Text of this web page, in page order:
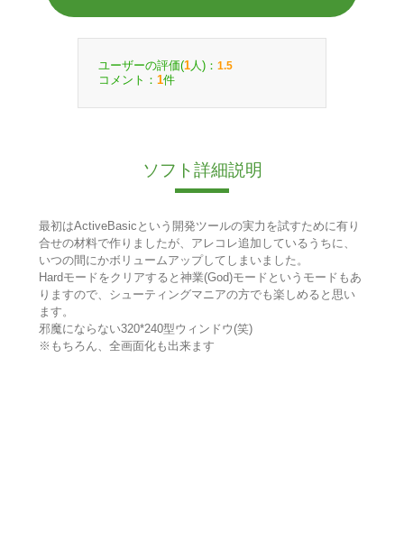
ユーザーの評価(1 人)： 1.5
コメント： 1件
ソフト詳細説明
最初はActiveBasicという開発ツールの実力を試すために有り
合せの材料で作りましたが、アレコレ追加しているうちに、
いつの間にかボリュームアップしてしまいました。
Hardモードをクリアすると神業(God)モードというモードもあ
りますので、シューティングマニアの方でも楽しめると思い
ます。
邪魔にならない320*240型ウィンドウ(笑)
※もちろん、全画面化も出来ます